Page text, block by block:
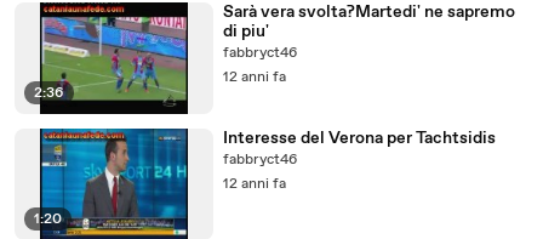
2:36
Sarà vera svolta?Martedi' ne sapremo
di piu'
fabbryct46
12 anni fa
1:20
Interesse del Verona per Tachtsidis
fabbryct46
12 anni fa